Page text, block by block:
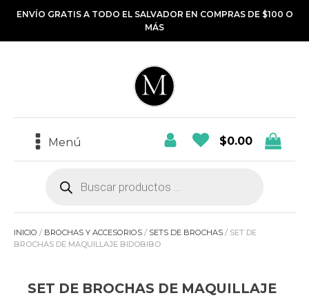
ENVÍO GRATIS A TODO EL SALVADOR EN COMPRAS DE $100 O
MÁS
Menú $0.00
Búsqueda
INICIO / BROCHAS Y ACCESORIOS / SETS DE BROCHAS / SET DE
BROCHAS DE MAQUILLAJE BIDOBIBO
SET DE BROCHAS DE MAQUILLAJE